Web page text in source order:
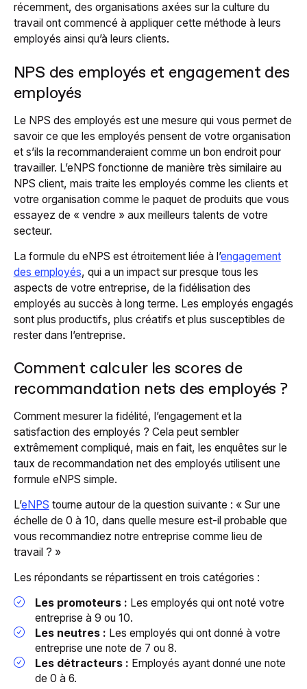
récemment, des organisations axées sur la culture du
travail ont commencé à appliquer cette méthode à leurs
employés ainsi qu’à leurs clients.
NPS des employés et engagement des
employés
Le NPS des employés est une mesure qui vous permet de
savoir ce que les employés pensent de votre organisation
et s’ils la recommanderaient comme un bon endroit pour
travailler. L’eNPS fonctionne de manière très similaire au
NPS client, mais traite les employés comme les clients et
votre organisation comme le paquet de produits que vous
essayez de « vendre » aux meilleurs talents de votre
secteur.
La formule du eNPS est étroitement liée à l’engagement
des employés, qui a un impact sur presque tous les
aspects de votre entreprise, de la fidélisation des
employés au succès à long terme. Les employés engagés
sont plus productifs, plus créatifs et plus susceptibles de
rester dans l’entreprise.
Comment calculer les scores de
recommandation nets des employés ?
Comment mesurer la fidélité, l’engagement et la
satisfaction des employés ? Cela peut sembler
extrêmement compliqué, mais en fait, les enquêtes sur le
taux de recommandation net des employés utilisent une
formule eNPS simple.
L’eNPS tourne autour de la question suivante : « Sur une
échelle de 0 à 10, dans quelle mesure est-il probable que
vous recommandiez notre entreprise comme lieu de
travail ? »
Les répondants se répartissent en trois catégories :
Les promoteurs : Les employés qui ont noté votre
entreprise à 9 ou 10.
Les neutres : Les employés qui ont donné à votre
entreprise une note de 7 ou 8.
Les détracteurs : Employés ayant donné une note
de 0 à 6.